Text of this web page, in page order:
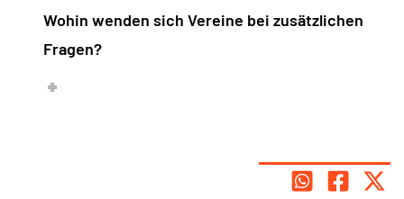
Wohin wenden sich Vereine bei zusätzlichen
Fragen?